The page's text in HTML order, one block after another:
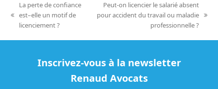
previous
post:
La perte de confiance
est–elle un motif de
licenciement ?
next
Peut-on licencier le salarié absent
pour accident du travail ou maladie
professionnelle ?
Inscrivez-vous à la newsletter
Renaud Avocats